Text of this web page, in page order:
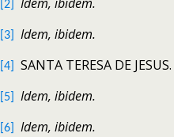
[2]
[3] Idem, ibidem.
[4] SANTA TERESA DE JESUS.
[5] Idem, ibidem.
[6] Idem, ibidem.